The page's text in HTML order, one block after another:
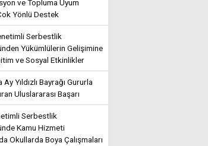
ve Topluma Uyum
Yönlü Destek
Serbestlik
Yükümlülerin Gelişimine
ve Sosyal Etkinlikler
Yıldızlı Bayrağı Gururla
Uluslararası Başarı
Serbestlik
Kamu Hizmeti
Okullarda Boya Çalışmaları